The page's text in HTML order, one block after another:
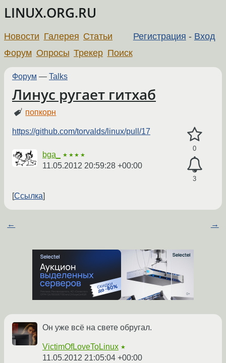
LINUX.ORG.RU
Регистрация - Вход
Новости Галерея Статьи
Форум Опросы Трекер Поиск
Форум — Talks
Линус ругает гитхаб
попкорн
0
3
https://github.com/torvalds/linux/pull/17
bga_ ★★★★
11.05.2012 20:59:28 +00:00
Ссылка
← →
Он уже всё на свете обругал.
VictimOfLoveToLinux ★
11.05.2012 21:05:04 +00:00